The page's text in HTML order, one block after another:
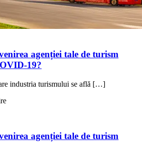
agenției tale de turism
19?
industria turismului se află […]
agenției tale de turism